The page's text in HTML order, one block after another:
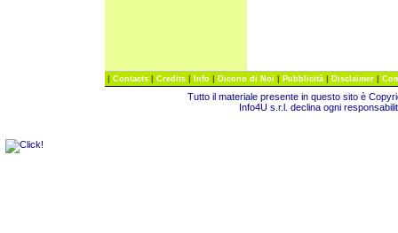
| Contacts | Credits | Info | Dicono di Noi | Pubblicità | Disclaimer |
Tutto il materiale presente in questo sito è
Info4U s.r.l. declina ogni